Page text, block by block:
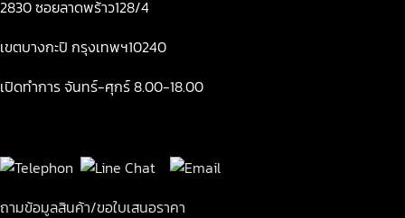
2830 ซอยลาดพร้าว128/4
เขตบางกะปิ กรุงเทพฯ10240
เปิดทำการ จันทร์-ศุกร์ 8.00-18.00
ถามข้อมูลสินค้า/ขอใบเสนอราคา